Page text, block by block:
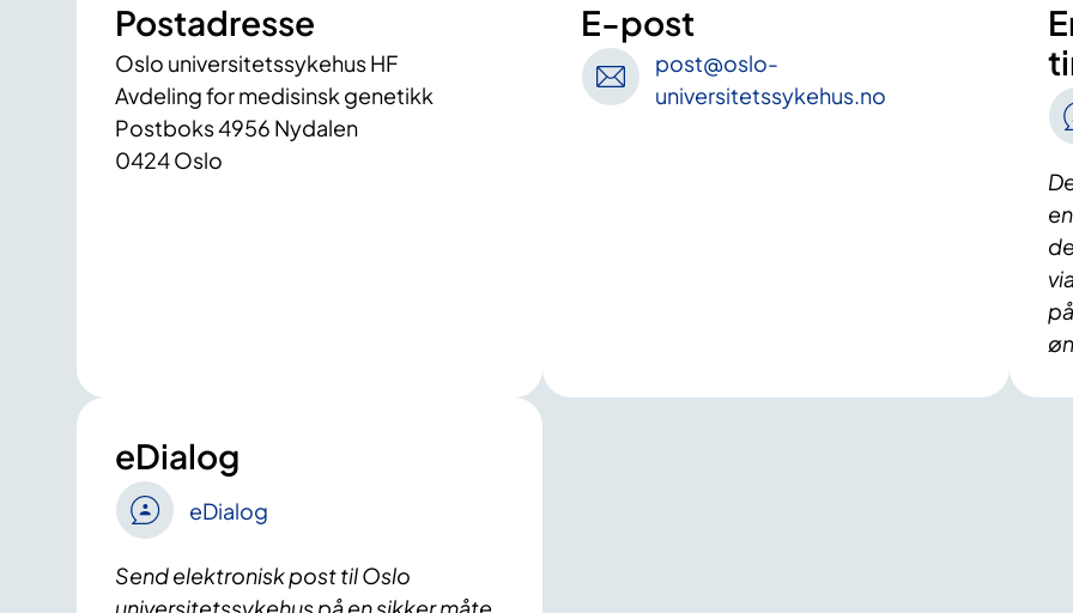
Postadresse
Oslo universitetssykehus HF
Avdeling for medisinsk genetikk
Postboks 4956 Nydalen
0424 Oslo
E-post
post@oslo-
universitetssykehus.no
eDialog
eDialog
Send elektronisk post til Oslo